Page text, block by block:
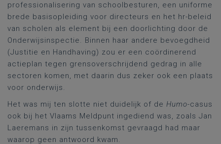
professionalisering van schoolbesturen, een uniforme
brede basisopleiding voor directeurs en het hr-beleid
van scholen als element bij een doorlichting door de
Onderwijsinspectie. Binnen haar andere bevoegdheid
(Justitie en Handhaving) zou er een coördinerend
actieplan tegen grensoverschrijdend gedrag in alle
sectoren komen, met daarin dus zeker ook een plaats
voor onderwijs.
Het was mij ten slotte niet duidelijk of de Humo-casus
ook bij het Vlaams Meldpunt ingediend was, zoals Jan
Laeremans in zijn tussenkomst gevraagd had maar
waarop geen antwoord kwam.